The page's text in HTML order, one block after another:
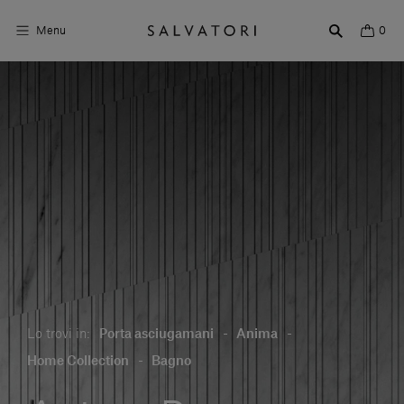
Menu 0
Ambienti
Shop the Look
Storie di Design
Chi siamo
Lo trovi in: Porta asciugamani - Anima -
Home Collection - Bagno